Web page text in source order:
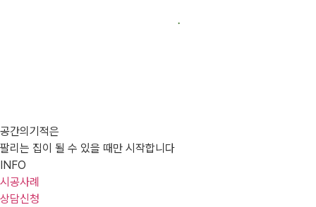
공간의기적은
팔리는 집이 될 수 있을 때만 시작합니다
INFO
시공사례
상담신청